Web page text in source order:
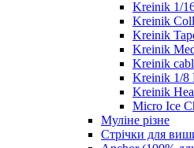
Kreinik 1/
Kreinik
Kreinik
Kreinik
Kreinik
Kreinik 1/8
Kreinik
Micro Ice
Муліне різне
Стрічки для